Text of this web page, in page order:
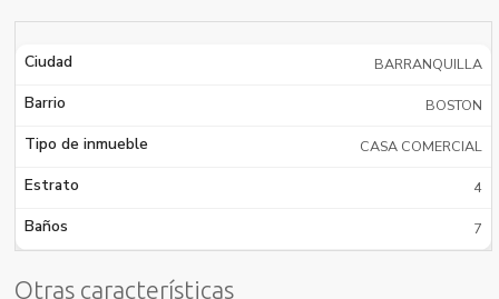
Ciudad BARRANQUILLA
Barrio BOSTON
Tipo de inmueble CASA COMERCIAL
Estrato 4
Baños 7
Otras características